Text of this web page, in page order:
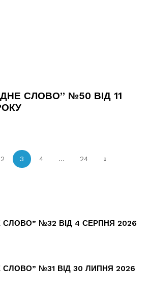
СЛОВО” №50 ВІД 11
2 3 4 ... 24
СЛОВО” №32 ВІД 4 СЕРПНЯ 2026
СЛОВО” №31 ВІД 30 ЛИПНЯ 2026